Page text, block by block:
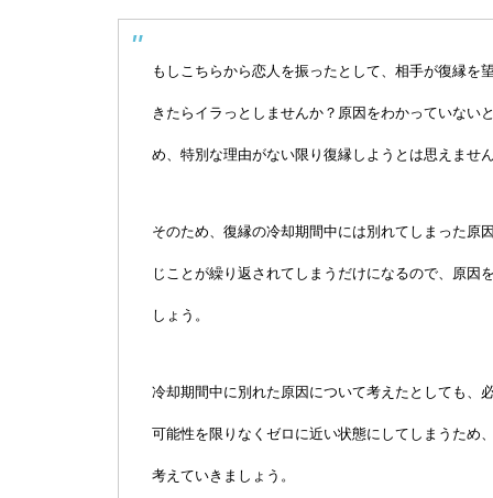
もしこちらから恋人を振ったとして、相手が復縁を
きたらイラっとしませんか？原因をわかっていない
め、特別な理由がない限り復縁しようとは思えませ
そのため、復縁の冷却期間中には別れてしまった原
じことが繰り返されてしまうだけになるので、原
しょう。
冷却期間中に別れた原因について考えたとしても、
可能性を限りなくゼロに近い状態にしてしまうため
考えていきましょう。